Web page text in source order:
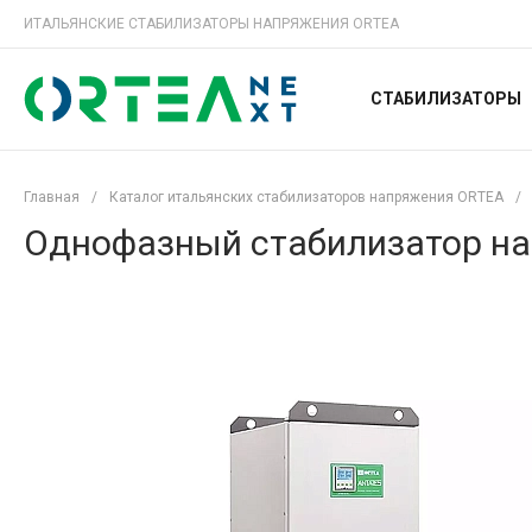
ИТАЛЬЯНСКИЕ СТАБИЛИЗАТОРЫ НАПРЯЖЕНИЯ ORTEA
СТАБИЛИЗАТОРЫ
Главная / Каталог итальянских стабилизаторов напряжения ORTEA /
Однофазный стабилизатор